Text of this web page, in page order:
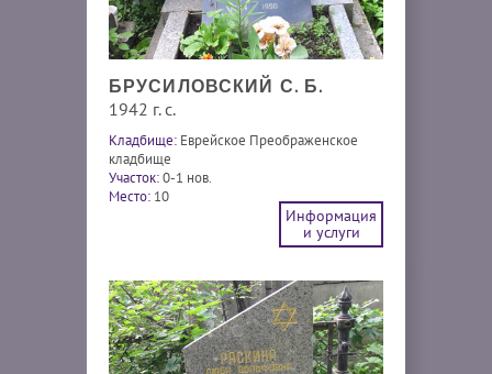
БРУСИЛОВСКИЙ С. Б.
1942 г. с.
Кладбище: Еврейское Преображенское
кладбище
Участок:0-1 нов.
Место: 10
Информация
и услуги